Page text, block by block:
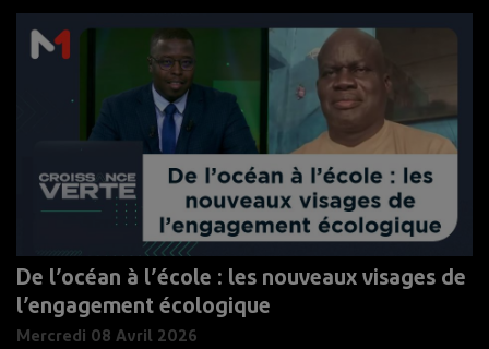
De l’océan à l’école : les nouveaux visages de
l’engagement écologique
Mercredi 08 Avril 2026